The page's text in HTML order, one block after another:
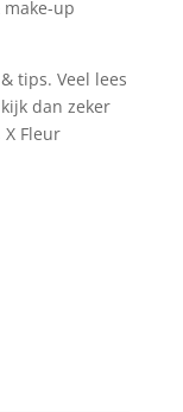
up
tips. Veel lees
dan zeker
Fleur